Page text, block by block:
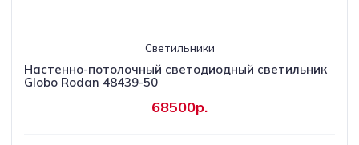
Светильники
Настенно-потолочный светодиодный светильник
Globo Rodan 48439-50
68500р.